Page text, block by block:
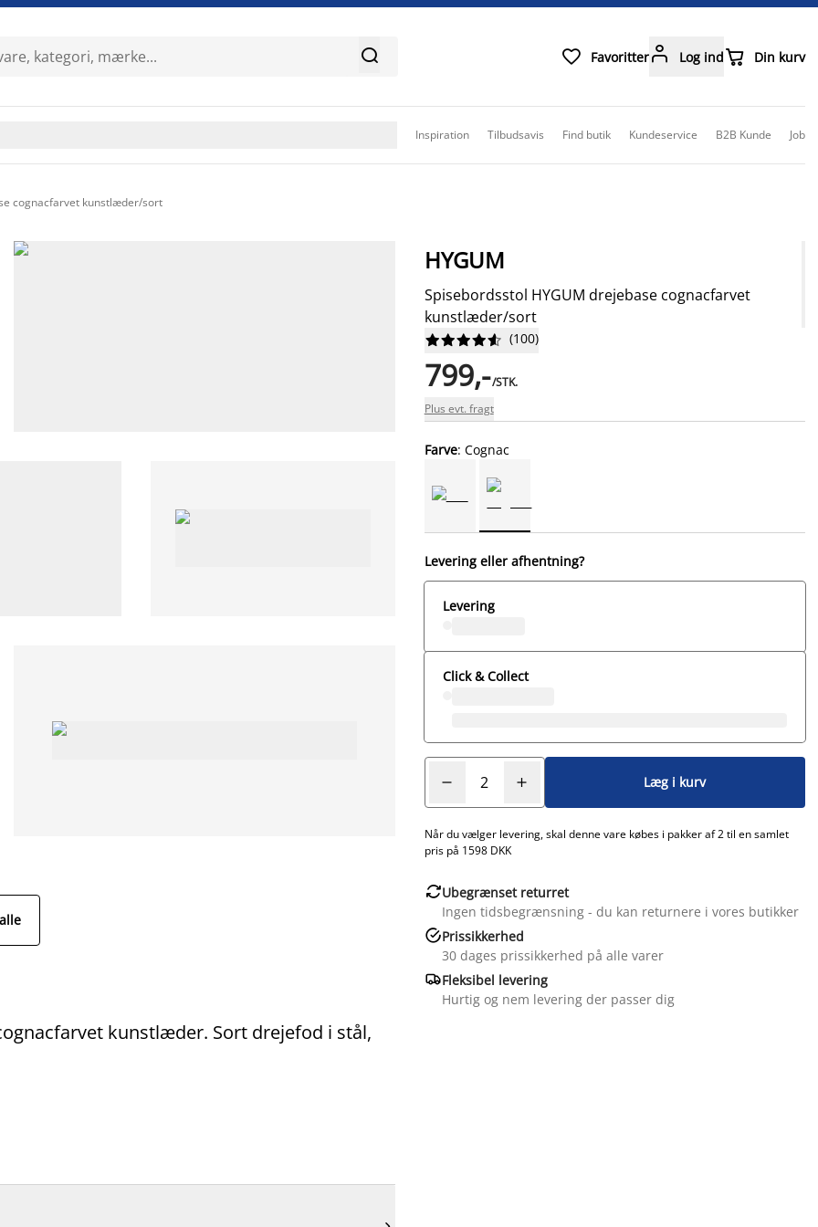
  Favoritter Log ind Din kurv
Inspiration Tilbudsavis Find butik Kundeservice B2B Kunde Job
cognacfarvet kunstlæder/sort
kunstlæder. Sort drejefod i stål,
HYGUM
Spisebordsstol HYGUM drejebase cognacfarvet
kunstlæder/sort





 (100)
799,-/STK.
Plus evt. fragt
Farve: Cognac
Levering eller afhentning?
Levering
Click & Collect
Læg i kurv
Når du vælger levering, skal denne vare købes i pakker af 2 til en samlet
pris på 1598 DKK
Ubegrænset returret
Ingen tidsbegrænsning - du kan returnere i vores butikker
Prissikkerhed
30 dages prissikkerhed på alle varer
Fleksibel levering
Hurtig og nem levering der passer dig